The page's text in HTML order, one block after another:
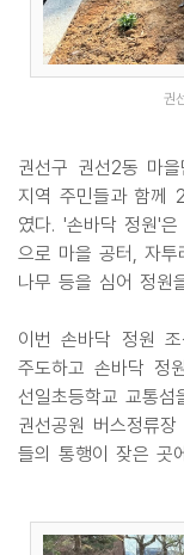
권
권선구 권선2동 마
지역 주민들과 함께
였다. '손바닥 정원'
으로 마을 공터, 자
나무 등을 심어 정원
이번 손바닥 정원
주도하고 손바닥 정
선일초등학교 교통
권선공원 버스정류
들의 통행이 잦은 곳